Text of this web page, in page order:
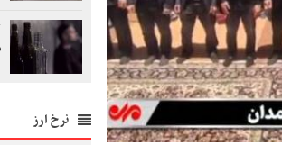
نرخ ارز